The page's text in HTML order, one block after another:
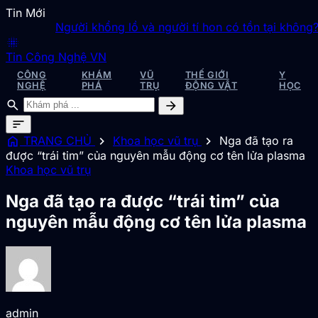
Tin Mới
Người khổng lồ và người tí hon có tồn tại không?
blur_on
Tin Công Nghệ VN
CÔNG
NGHỆ
KHÁM
PHÁ
VŨ
TRỤ
THẾ GIỚI
ĐỘNG VẬT
Y
HỌC
search
arrow_forward
sort
home TRANG CHỦ chevron_right Khoa học vũ trụ chevron_right
Nga đã tạo ra
được “trái tim” của nguyên mẫu động cơ tên lửa plasma
Khoa học vũ trụ
Nga đã tạo ra được “trái tim” của
nguyên mẫu động cơ tên lửa plasma
admin